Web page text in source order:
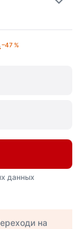
–47 %
данных
на